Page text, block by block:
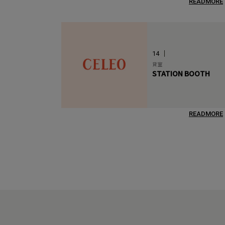
14
貸室
STATION BOOTH
READMORE